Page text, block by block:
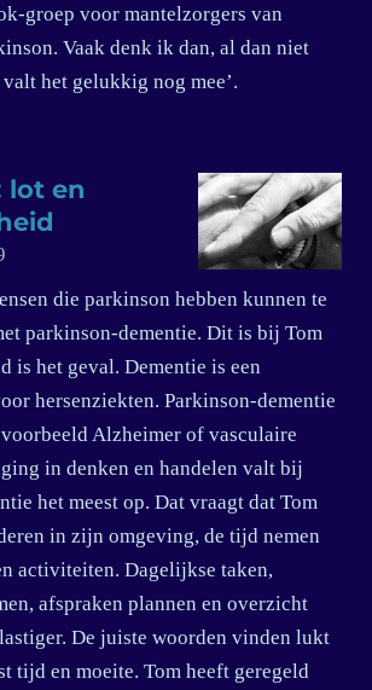
groep voor mantelzorgers van
Vaak denk ik dan, al dan niet
het gelukkig nog mee’.
lot en
die parkinson hebben kunnen te
parkinson-dementie. Dit is bij Tom
is het geval. Dementie is een
hersenziekten. Parkinson-dementie
Alzheimer of vasculaire
in denken en handelen valt bij
het meest op. Dat vraagt dat Tom
in zijn omgeving, de tijd nemen
activiteiten. Dagelijkse taken,
afspraken plannen en overzicht
De juiste woorden vinden lukt
tijd en moeite. Tom heeft geregeld